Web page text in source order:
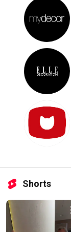
Shorts